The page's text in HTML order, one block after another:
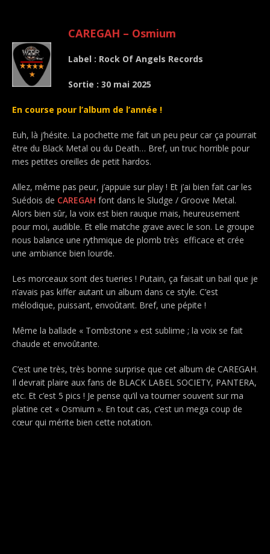
CAREGAH – Osmium
Label : Rock Of Angels Records
Sortie : 30 mai 2025
En course pour l’album de l’année !
Euh, là j’hésite. La pochette me fait un peu peur car ça pourrait
être du Black Metal ou du Death… Bref, un truc horrible pour
mes petites oreilles de petit hardos.
Allez, même pas peur, j’appuie sur play ! Et j’ai bien fait car les
Suédois de CAREGAH font dans le Sludge / Groove Metal.
Alors bien sûr, la voix est bien rauque mais, heureusement
pour moi, audible. Et elle matche grave avec le son. Le groupe
nous balance une rythmique de plomb très efficace et crée
une ambiance bien lourde.
Les morceaux sont des tueries ! Putain, ça faisait un bail que je
n’avais pas kiffer autant un album dans ce style. C’est
mélodique, puissant, envoûtant. Bref, une pépite !
Même la ballade « Tombstone » est sublime ; la voix se fait
chaude et envoûtante.
C’est une très, très bonne surprise que cet album de CAREGAH.
Il devrait plaire aux fans de BLACK LABEL SOCIETY, PANTERA,
etc. Et c’est 5 pics ! Je pense qu’il va tourner souvent sur ma
platine cet « Osmium ». En tout cas, c’est un mega coup de
cœur qui mérite bien cette notation.